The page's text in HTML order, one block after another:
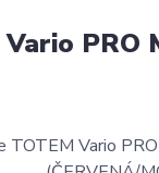
PRO